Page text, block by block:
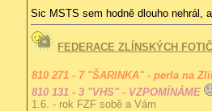
Sic MSTS sem hodně dlouho nehrál,
FEDERACE ZLÍNSKÝCH
810 271 - 7 "ŠARINKA" - perla na
810 131 - 3 "VHS" - VZPOMÍNÁME
1.6. - rok FZF sobě a Vám